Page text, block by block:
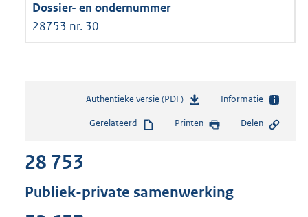
28753 nr. 30
Authentieke versie (PDF)b
s
s
Informatie
Gerelateerd Printen Delen
28 753
Publiek-private samenwerking